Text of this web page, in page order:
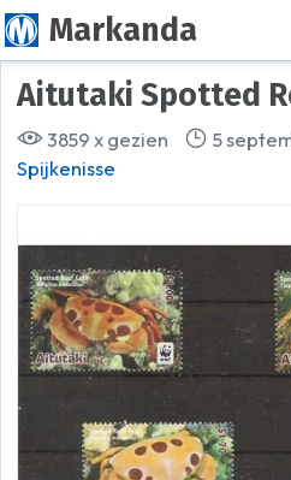
Markanda
Aitutaki Spotted
3859 x gezien
5
Spijkenisse